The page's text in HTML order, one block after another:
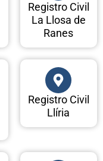
Registro Civil
La Llosa de
Ranes
Registro Civil
Llíria